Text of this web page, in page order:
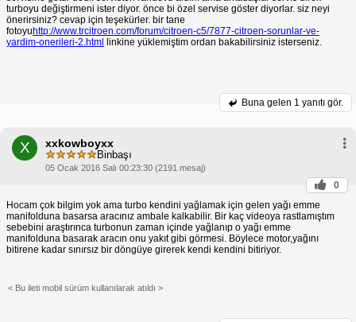
turboyu değiştirmeni ister diyor. önce bi özel servise göster diyorlar. siz neyi
önerirsiniz? cevap için teşekürler. bir tane
fotoyuhttp://www.trcitroen.com/forum/citroen-c5/7877-citroen-sorunlar-ve-
yardim-onerileri-2.html linkine yüklemiştim ordan bakabilirsiniz isterseniz.
Buna gelen 1 yanıtı gör.
X xxkowboyxx
Binbaşı
05 Ocak 2016 Salı 00:23:30 (2191 mesaj)
0
Hocam çok bilgim yok ama turbo kendini yağlamak için gelen yağı emme
manifolduna basarsa aracınız ambale kalkabilir. Bir kaç videoya rastlamıştım
sebebini araştırınca turbonun zaman içinde yağlanıp o yağı emme
manifolduna basarak aracın onu yakıt gibi görmesi. Böylece motor,yağını
bitirene kadar sınırsız bir döngüye girerek kendi kendini bitiriyor.
< Bu ileti mobil sürüm kullanılarak atıldı >